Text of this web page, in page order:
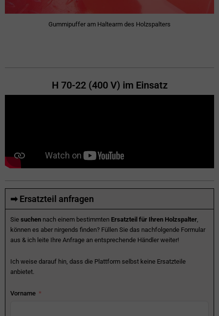
Gummipuffer am Haltearm des Holzspalters
H 70-22 (400 V) im Einsatz
➡ Ersatzteil anfragen
Sie suchen nach einem bestimmten Ersatzteil für Ihren Holzspalter,
können es aber nirgends finden? Füllen Sie das nachfolgende Formular
aus & ich leite Ihre Anfrage an entsprechende Händler weiter!
Ich weise darauf hin, dass die Plattform selbst keine Ersatzteile
anbietet.
Vorname